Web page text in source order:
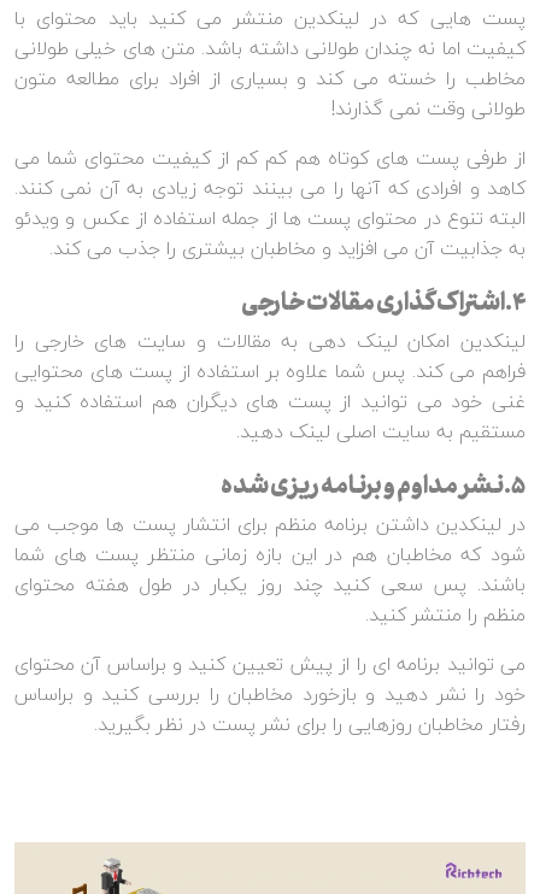
پست هایی که در لینکدین منتشر می کنید باید محتوای با
کیفیت اما نه چندان طولانی داشته باشد. متن های خیلی طولانی
مخاطب را خسته می کند و بسیاری از افراد برای مطالعه متون
طولانی وقت نمی گذارند!
از طرفی پست های کوتاه هم کم کم از کیفیت محتوای شما می
کاهد و افرادی که آنها را می بینند توجه زیادی به آن نمی کنند.
البته تنوع در محتوای پست ها از جمله استفاده از عکس و ویدئو
به جذابیت آن می افزاید و مخاطبان بیشتری را جذب می کند.
4.اشتراک گذاری مقالات خارجی
لینکدین امکان لینک دهی به مقالات و سایت های خارجی را
فراهم می کند. پس شما علاوه بر استفاده از پست های محتوایی
غنی خود می توانید از پست های دیگران هم استفاده کنید و
مستقیم به سایت اصلی لینک دهید.
5.نشر مداوم و برنامه ریزی شده
در لینکدین داشتن برنامه منظم برای انتشار پست ها موجب می
شود که مخاطبان هم در این بازه زمانی منتظر پست های شما
باشند. پس سعی کنید چند روز یکبار در طول هفته محتوای
منظم را منتشر کنید.
می توانید برنامه ای را از پیش تعیین کنید و براساس آن محتوای
خود را نشر دهید و بازخورد مخاطبان را بررسی کنید و براساس
رفتار مخاطبان روزهایی را برای نشر پست در نظر بگیرید.